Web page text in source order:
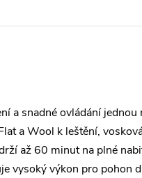
a snadné ovládání jednou
a Wool k leštění,
až 60 minut na plné
vysoký výkon pro pohon